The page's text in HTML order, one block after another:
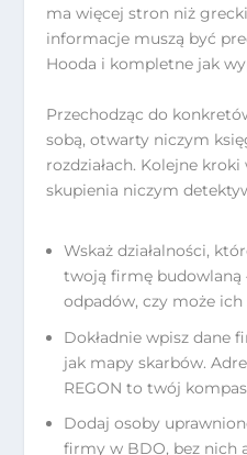
ma więcej stron niż
informacje muszą być
Hooda i kompletne jak
Przechodząc do
sobą, otwarty niczym
rozdziałach. Kolejne
skupienia niczym
Wskaż działalności,
twoją firmę budowlaną
odpadów, czy może ich
Dokładnie wpisz dane
jak mapy skarbów.
REGON to twój
Dodaj osoby
firmy w BDO, bez nich